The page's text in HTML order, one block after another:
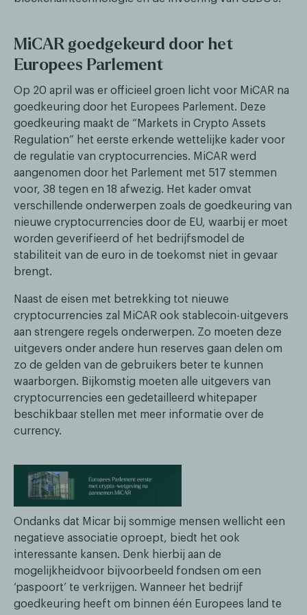
MiCAR goedgekeurd door het
Europees Parlement
Op 20 april was er officieel groen licht voor MiCAR na
goedkeuring door het Europees Parlement. Deze
goedkeuring maakt de “Markets in Crypto Assets
Regulation” het eerste erkende wettelijke kader voor
de regulatie van cryptocurrencies. MiCAR werd
aangenomen door het Parlement met 517 stemmen
voor, 38 tegen en 18 afwezig. Het kader omvat
verschillende onderwerpen zoals de goedkeuring van
nieuwe cryptocurrencies door de EU, waarbij er moet
worden geverifieerd of het bedrijfsmodel de
stabiliteit van de euro in de toekomst niet in gevaar
brengt.
Naast de eisen met betrekking tot nieuwe
cryptocurrencies zal MiCAR ook stablecoin-uitgevers
aan strengere regels onderwerpen. Zo moeten deze
uitgevers onder andere hun reserves gaan delen om
zo de gelden van de gebruikers beter te kunnen
waarborgen. Bijkomstig moeten alle uitgevers van
cryptocurrencies een gedetailleerd whitepaper
beschikbaar stellen met meer informatie over de
currency.
Ondanks dat Micar bij sommige mensen wellicht een
negatieve associatie oproept, biedt het ook
interessante kansen. Denk hierbij aan de
mogelijkheidvoor bijvoorbeeld fondsen om een
‘paspoort’ te verkrijgen. Wanneer het bedrijf
goedkeuring heeft om binnen één Europees land te